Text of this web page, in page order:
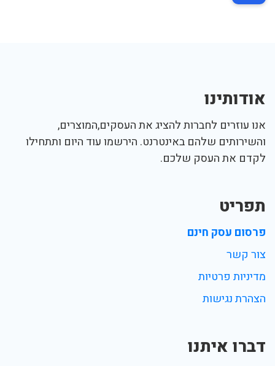
אודותינו
אנו עוזרים לחברות להציג את העסקים,המוצרים,
והשירותים שלהם באינטרנט. הירשמו עוד היום ותתחילו
לקדם את העסק שלכם.
תפריט
פרסום עסק חינם
צור קשר
מדיניות פרטיות
הצהרת נגישות
דברו איתנו